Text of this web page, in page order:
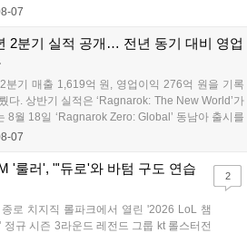
그룹 1위로 올라섰다. 1세트, 한진 브리온이 '로머'
07
2분기 실적 공개… 전년 동기 대비 영업
분기 매출 1,619억 원, 영업이익 276억 원을 기록
다. 상반기 실적은 ‘Ragnarok: The New World’가
8월 18일 ‘Ragnarok Zero: Global’ 동남아 출시를
라 헤베레케 EX’, 9월 22일 ‘갈바테인’ 등 다양한
며, 2027년에는 ‘Ragnarok 3’ 등 대작을 글로벌
비티는 조인트벤처 설립과 라그나로크 에코 시스
동력을 확보할 방침이다....
07
'룰러', "'듀로'와 바텀 구도 연습
로 치지직 롤파크에서 열린 '2026 LoL 챔
규 시즌 3라운드 레전드 그룹 kt 롤스터전
2